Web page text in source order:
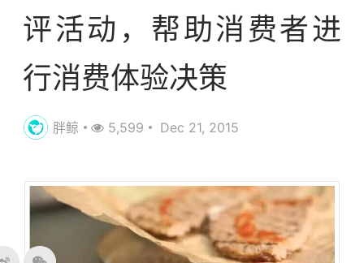
评活动，帮助消费者进
行消费体验决策
胖鲸 5,599 Dec 21, 2015